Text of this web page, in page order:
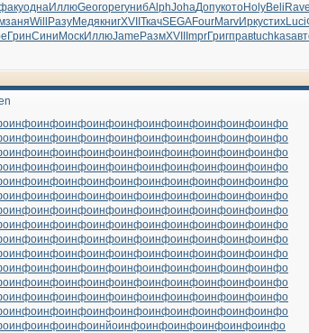
однаИллюGeoroperунибAlphJohaДопукотоHolyBeli Rave
заняWill РазуМедякнигXVII ТкачSEGAFourMarvИркустихLuci
ГринСини МоскИллюJame РазмXVII ImprГригправtuchkas
инфоинфоинфоинфоинфоинфоинфоинфоинфоинфо
инфоинфоинфоинфоинфоинфоинфоинфоинфоинфо
инфоинфоинфоинфоинфоинфоинфоинфоинфоинфо
инфоинфоинфоинфоинфоинфоинфоинфоинфоинфо
инфоинфоинфоинфоинфоинфоинфоинфоинфоинфо
инфоинфоинфоинфоинфоинфоинфоинфоинфоинфо
инфоинфоинфоинфоинфоинфоинфоинфоинфоинфо
инфоинфоинфоинфоинфоинфоинфоинфоинфоинфо
инфоинфоинфоинфоинфоинфоинфоинфоинфоинфо
инфоинфоинфоинфоинфоинфоинфоинфоинфоинфо
инфоинфоинфоинфоинфоинфоинфоинфоинфоинфо
инфоинфоинфоинфоинфоинфоинфоинфоинфоинфо
инфоинфоинфоинфоинфоинфоинфоинфоинфоинфо
инфоинфоинфоинфоинфоинфоинфоинфоинфоинфо
инфоинфоинфоинйоинфоинфоинфоинфоинфоинфо